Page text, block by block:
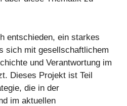
entschieden, ein starkes
sich mit gesellschaftlichem
und Verantwortung im
Dieses Projekt ist Teil
die in der
im aktuellen